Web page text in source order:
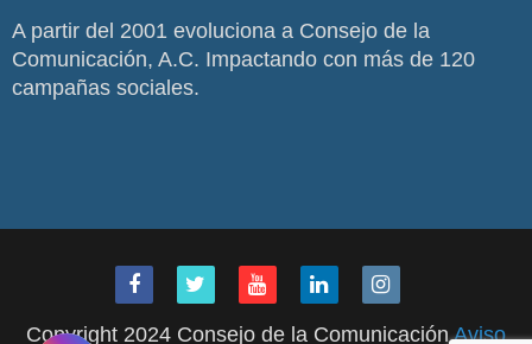
A partir del 2001 evoluciona a Consejo de la
Comunicación, A.C. Impactando con más de 120
campañas sociales.
Copyright 2024 Consejo de la ComunicaciónAviso